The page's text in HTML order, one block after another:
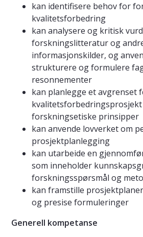
kan identifisere behov for
kvalitetsforbedring
kan analysere og kritisk
forskningslitteratur og
informasjonskilder, og
strukturere og formulere
resonnementer
kan planlegge et avgrenset
kvalitetsforbedringsprosjekt
forskningsetiske prinsipper
kan anvende lovverket om
prosjektplanlegging
kan utarbeide en
som inneholder
forskningsspørsmål og
kan framstille
og presise formuleringer
Generell kompetanse